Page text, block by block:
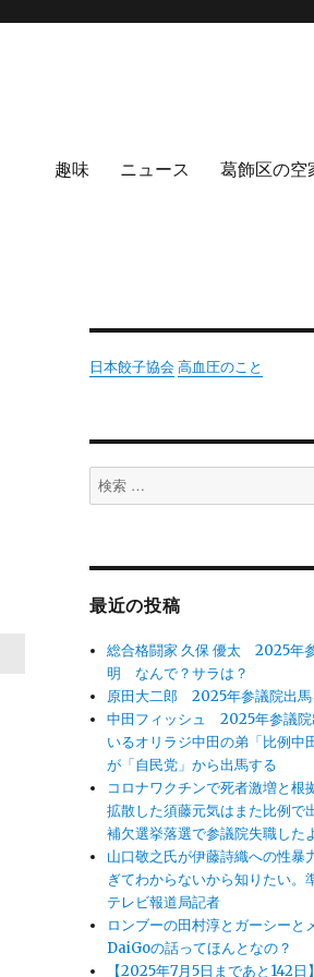
趣味 ニュース 葛飾区の空
日本餃子協会高血圧のこと
検
索
最近の投稿
総合格闘家 久保 優太 2025年
明 なんで？サラは？
原田大二郎 2025年参議院出
中田フィッシュ 2025年参議院
いるオリラジ中田の弟「比例中
が「自民党」から出馬する
コロナワクチンで死者激増と根
拡散した須藤元気はまた比例で
補欠選挙落選で参議院失職した
山口敬之氏が伊藤詩織への性暴
ぎてわからないから知りたい。
テレビ報道局記者
ロンブーの田村淳とガーシーと
DaiGoの話ってほんとなの？
【2025年7月5日まであと142日